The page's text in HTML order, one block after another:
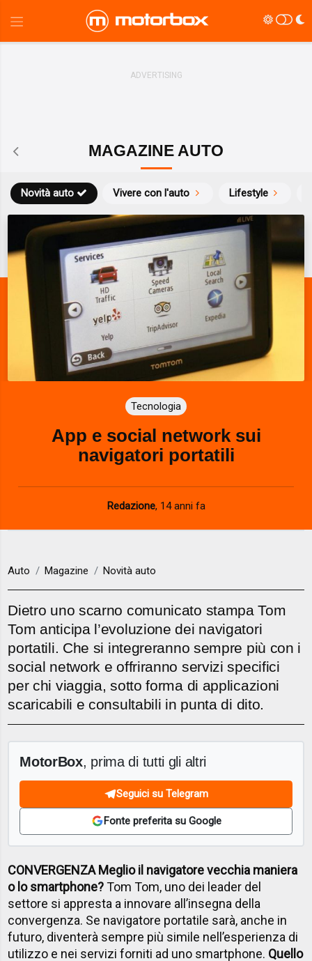
MAGAZINE AUTO
Novità auto Vivere con l'auto Lifestyle
Tecnologia
App e social network sui
navigatori portatili
Redazione, 14 anni fa
Auto Magazine Novità auto
Dietro uno scarno comunicato stampa Tom
Tom anticipa l’evoluzione dei navigatori
portatili. Che si integreranno sempre più con i
social network e offriranno servizi specifici
per chi viaggia, sotto forma di applicazioni
scaricabili e consultabili in punta di dito.
MotorBox, prima di tutti gli altri
Seguici su Telegram
Fonte preferita su Google
CONVERGENZA Meglio il navigatore vecchia maniera
o lo smartphone?Tom Tom, uno dei leader del
settore si appresta a innovare all’insegna della
convergenza. Se navigatore portatile sarà, anche in
futuro, diventerà sempre più simile nell’esperienza di
utilizzo e nei servizi forniti ad uno smartphone. Quello